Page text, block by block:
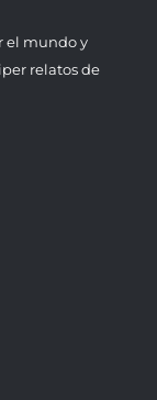
el mundo y
relatos de